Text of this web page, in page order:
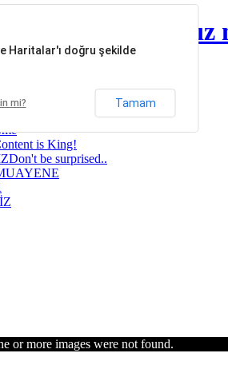
|
is King!
Don't be surprised..
or more images were not found.
Haritalar'ı doğru şekilde
mi? Tamam